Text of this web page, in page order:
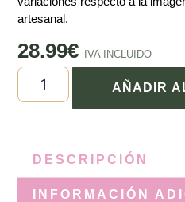
artesanal.
28.99€ IVA INCLUIDO
AÑADIR
DESCRIPCIÓN
INFORMACIÓN